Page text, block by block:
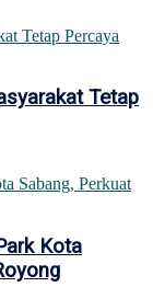
Tetap
Kota